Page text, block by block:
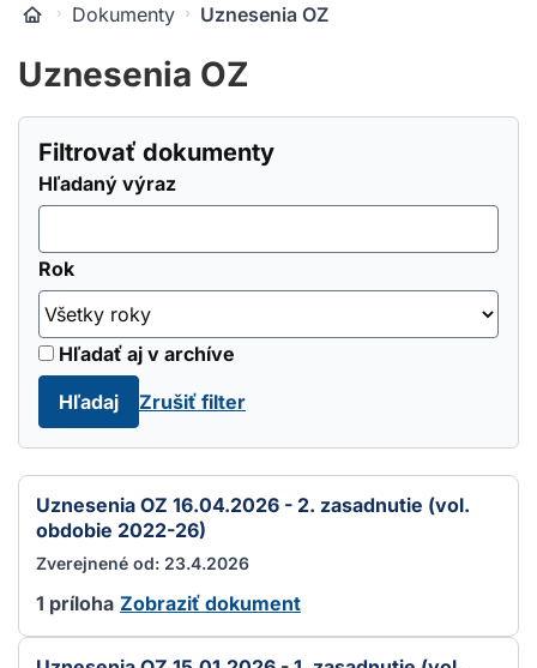
Dokumenty Uznesenia OZ
Uznesenia OZ
Filtrovať dokumenty
Hľadaný výraz
Rok
Hľadať aj v archíve
Hľadaj
Zrušiť filter
Uznesenia OZ 16.04.2026 - 2. zasadnutie (vol.
obdobie 2022-26)
Zverejnené od: 23.4.2026
1 príloha Zobraziť dokument